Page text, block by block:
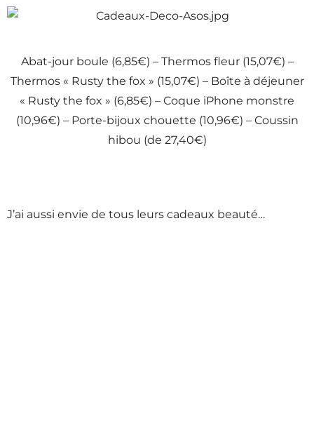
Abat-jour boule (6,85€) – Thermos fleur (15,07€) –
Thermos « Rusty the fox » (15,07€) – Boîte à déjeuner
« Rusty the fox » (6,85€) – Coque iPhone monstre
(10,96€) – Porte-bijoux chouette (10,96€) – Coussin
hibou (de 27,40€)
J’ai aussi envie de tous leurs cadeaux beauté…